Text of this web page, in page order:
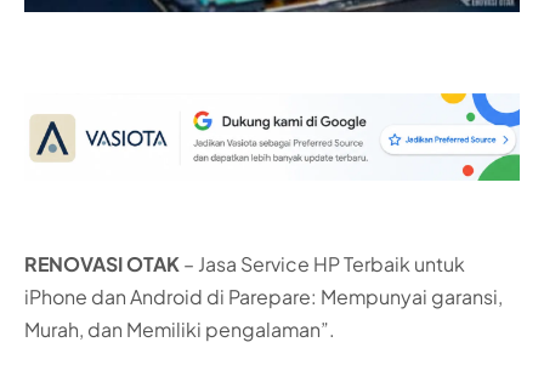
RENOVASI OTAK– Jasa Service HP Terbaik untuk
iPhone dan Android di Parepare: Mempunyai garansi,
Murah, dan Memiliki pengalaman”.